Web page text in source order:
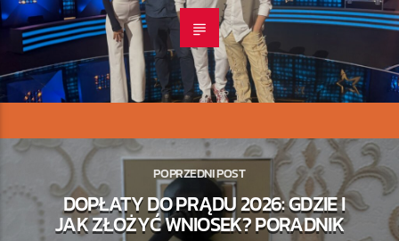
POPRZEDNI POST
DOPŁATY DO PRĄDU 2026: GDZIE I
JAK ZŁOŻYĆ WNIOSEK? PORADNIK